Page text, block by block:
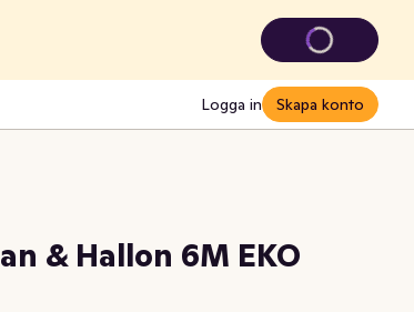
Logga in Skapa konto
& Hallon 6M EKO